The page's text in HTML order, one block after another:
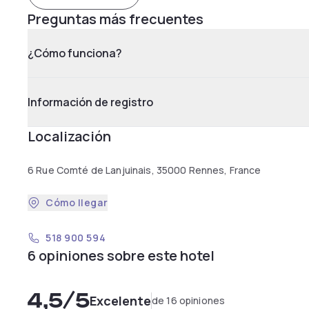
Preguntas más frecuentes
¿Cómo funciona?
Información de registro
Localización
6 Rue Comté de Lanjuinais, 35000 Rennes, France
Cómo llegar
518 900 594
6 opiniones sobre este hotel
4,5/5Excelentede 16 opiniones